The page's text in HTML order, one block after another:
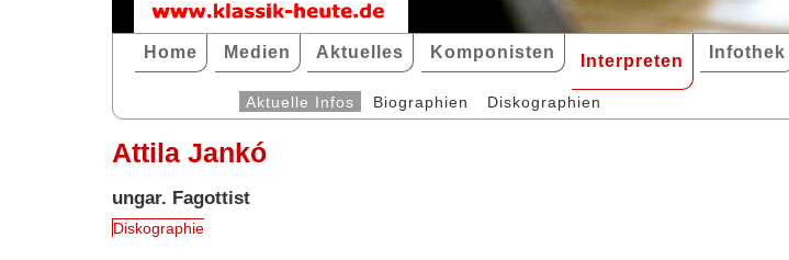
Home Medien Aktuelles Komponisten Interpreten Infothek
Aktuelle Infos Biographien Diskographien
Attila Jankó
ungar. Fagottist
Diskographie